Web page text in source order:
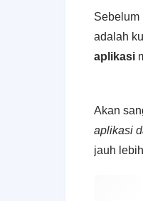
Sebelum
adalah
aplikasi
Akan
aplikasi
jauh